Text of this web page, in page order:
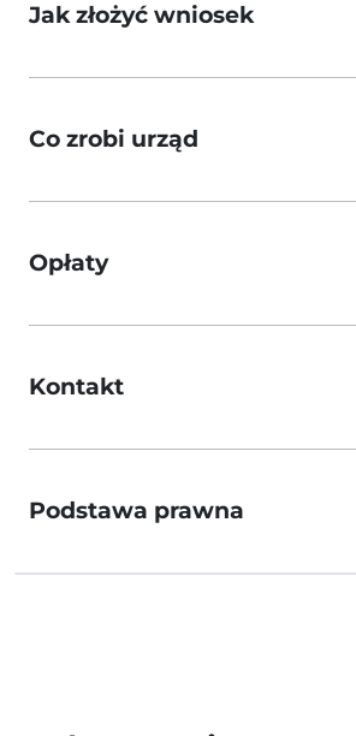
Jak złożyć wniosek
Co zrobi urząd
Opłaty
Kontakt
Podstawa prawna